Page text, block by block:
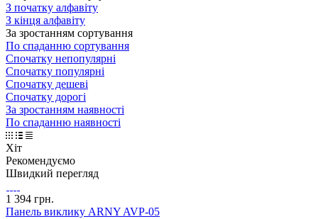
З початку алфавіту
З кінця алфавіту
За зростанням сортування
По спаданню сортування
Спочатку непопулярні
Спочатку популярні
Спочатку дешеві
Спочатку дорогі
За зростанням наявності
По спаданню наявності
Хіт
Рекомендуємо
Швидкий перегляд
1 394 грн.
Панель виклику ARNY AVP-05